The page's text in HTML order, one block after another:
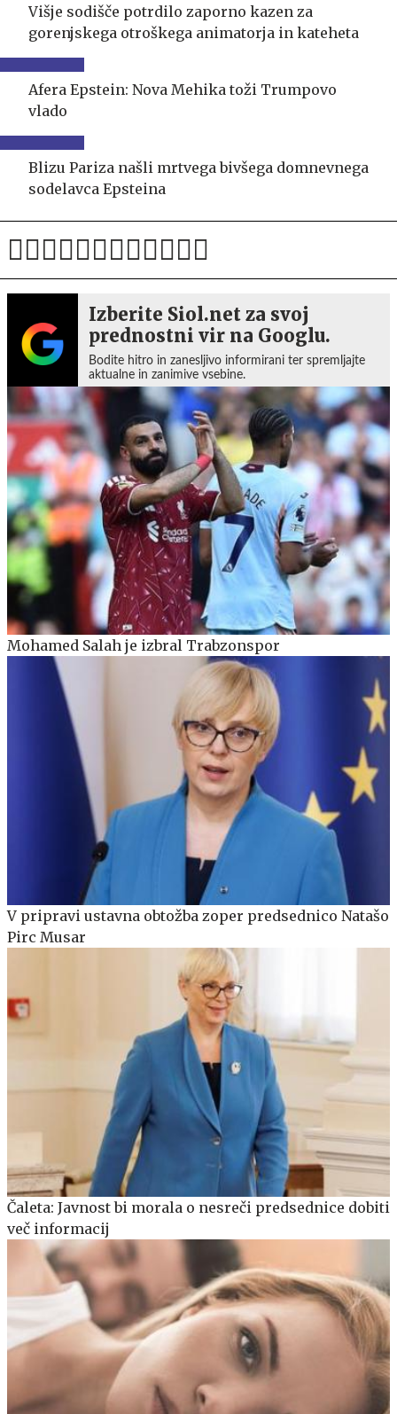
Višje sodišče potrdilo zaporno kazen za
gorenjskega otroškega animatorja in kateheta
Afera Epstein: Nova Mehika toži Trumpovo
vlado
Blizu Pariza našli mrtvega bivšega domnevnega
sodelavca Epsteina
Izberite Siol.net za svoj
prednostni vir na Googlu.
Bodite hitro in zanesljivo informirani ter spremljajte
aktualne in zanimive vsebine.
Mohamed Salah je izbral Trabzonspor
V pripravi ustavna obtožba zoper predsednico Natašo
Pirc Musar
Čaleta: Javnost bi morala o nesreči predsednice dobiti
več informacij